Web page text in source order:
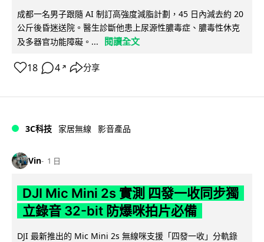
成都一名男子跟隨 AI 制訂高強度減脂計劃，45 日內減去約 20
公斤後昏迷送院。醫生診斷他患上尿源性膿毒症、膿毒性休克
及多器官功能障礙。...
閱讀全文
18 4 ↗ 分享
3C科技 家居無線 影音產品
Vin 1 日
DJI Mic Mini 2s 實測 四發一收同步獨
立錄音 32-bit 防爆咪拍片必備
DJI 最新推出的 Mic Mini 2s 無線咪支援「四發一收」分軌錄